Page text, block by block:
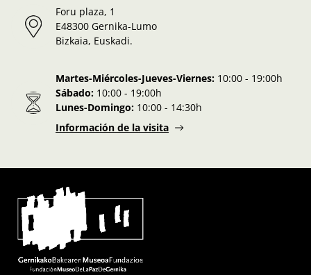
Foru plaza, 1
E48300 Gernika-Lumo
Bizkaia, Euskadi.
Martes-Miércoles-Jueves-Viernes: 10:00 - 19:00h
Sábado: 10:00 - 19:00h
Lunes-Domingo: 10:00 - 14:30h
Información de la visita